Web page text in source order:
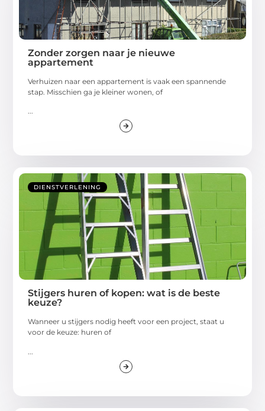
Zonder zorgen naar je nieuwe
appartement
Verhuizen naar een appartement is vaak een spannende
stap. Misschien ga je kleiner wonen, of
...
DIENSTVERLENING
Stijgers huren of kopen: wat is de beste
keuze?
Wanneer u stijgers nodig heeft voor een project, staat u
voor de keuze: huren of